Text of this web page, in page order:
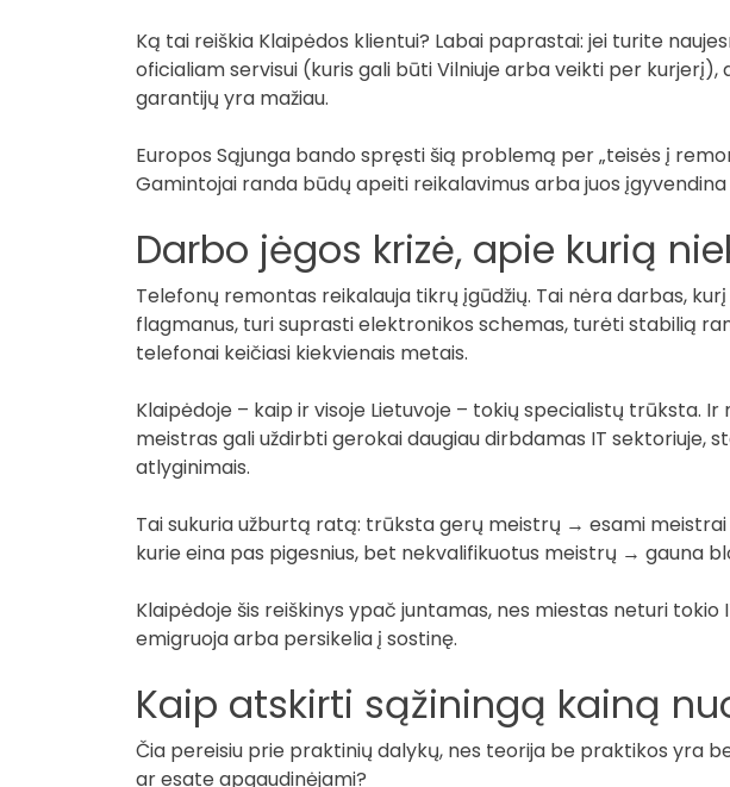
Ką tai reiškia Klaipėdos klientui? Labai paprastai: jei turite
oficialiam servisui (kuris gali būti Vilniuje arba veikti per
garantijų yra mažiau.
Europos Sąjunga bando spręsti šią problemą per „teisės į
Gamintojai randa būdų apeiti reikalavimus arba juos
Darbo jėgos krizė, apie kurią
Telefonų remontas reikalauja tikrų įgūdžių. Tai nėra darbas,
flagmanus, turi suprasti elektronikos schemas, turėti stabilią
telefonai keičiasi kiekvienais metais.
Klaipėdoje – kaip ir visoje Lietuvoje – tokių specialistų trūksta.
meistras gali uždirbti gerokai daugiau dirbdamas IT
atlyginimais.
Tai sukuria užburtą ratą: trūksta gerų meistrų → esami
kurie eina pas pigesnius, bet nekvalifikuotus meistrų → gauna
Klaipėdoje šis reiškinys ypač juntamas, nes miestas neturi
emigruoja arba persikelia į sostinę.
Kaip atskirti sąžiningą kainą
Čia pereisiu prie praktinių dalykų, nes teorija be praktikos yra
ar esate apgaudinėjami?